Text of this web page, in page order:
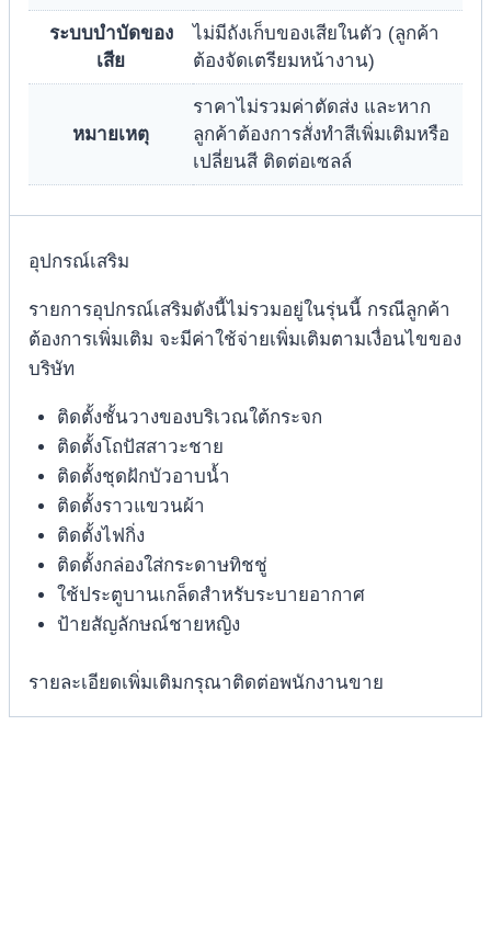
ระบบบำบัดของ
เสีย
ไม่มีถังเก็บของเสียในตัว (ลูกค้า
ต้องจัดเตรียมหน้างาน)
หมายเหตุ
ราคาไม่รวมค่าตัดส่ง และหาก
ลูกค้าต้องการสั่งทำสีเพิ่มเติมหรือ
เปลี่ยนสี ติดต่อเซลล์
อุปกรณ์เสริม
รายการอุปกรณ์เสริมดังนี้ไม่รวมอยู่ในรุ่นนี้ กรณีลูกค้า
ต้องการเพิ่มเติม จะมีค่าใช้จ่ายเพิ่มเติมตามเงื่อนไขของ
บริษัท
ติดตั้งชั้นวางของบริเวณใต้กระจก
ติดตั้งโถปัสสาวะชาย
ติดตั้งชุดฝักบัวอาบน้ำ
ติดตั้งราวแขวนผ้า
ติดตั้งไฟกิ่ง
ติดตั้งกล่องใส่กระดาษทิชชู่
ใช้ประตูบานเกล็ดสำหรับระบายอากาศ
ป้ายสัญลักษณ์ชายหญิง
รายละเอียดเพิ่มเติมกรุณาติดต่อพนักงานขาย